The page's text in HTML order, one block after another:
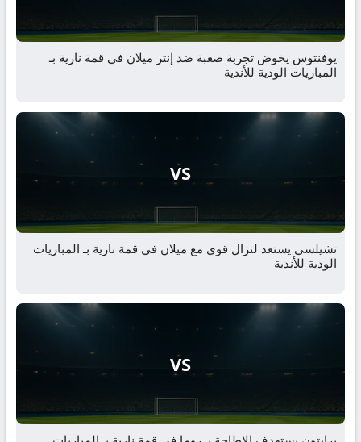
يوفنتوس يخوض تجربة صعبة ضد إنتر ميلان في قمة نارية بـ
المباريات الودية للأندية
VS
تشيلسي يستعد لنزال قوي مع ميلان في قمة نارية بـ المباريات
الودية للأندية
VS